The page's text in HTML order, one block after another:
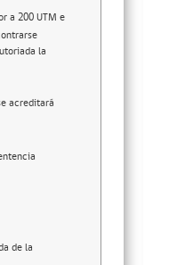
a 200 UTM e
la
acreditará
de la